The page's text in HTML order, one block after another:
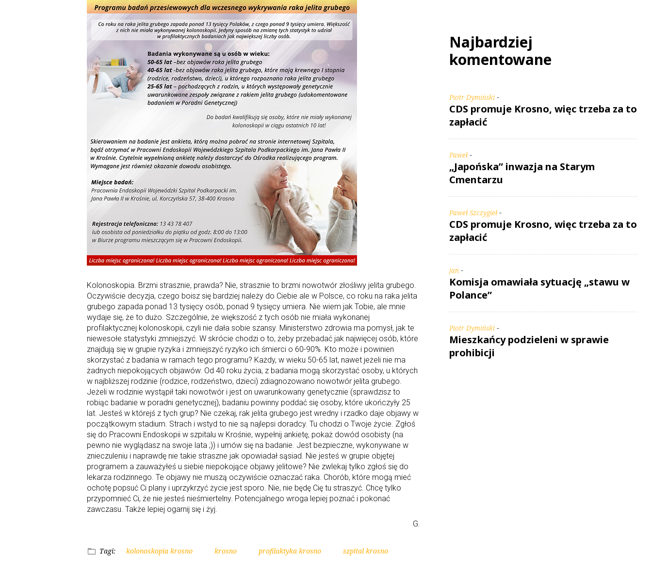
Kolonoskopia. Brzmi strasznie, prawda? Nie, strasznie to brzmi nowotwór złośliwy jelita grubego.
Oczywiście decyzja, czego boisz się bardziej należy do Ciebie ale w Polsce, co roku na raka jelita
grubego zapada ponad 13 tysięcy osób, ponad 9 tysięcy umiera. Nie wiem jak Tobie, ale mnie
wydaje się, że to dużo. Szczególnie, że większość z tych osób nie miała wykonanej
profilaktycznej kolonoskopii, czyli nie dała sobie szansy. Ministerstwo zdrowia ma pomysł, jak te
niewesołe statystyki zmniejszyć. W skrócie chodzi o to, żeby przebadać jak najwięcej osób, które
znajdują się w grupie ryzyka i zmniejszyć ryzyko ich śmierci o 60-90%. Kto może i powinien
skorzystać z badania w ramach tego programu? Każdy, w wieku 50-65 lat, nawet jeżeli nie ma
żadnych niepokojących objawów. Od 40 roku życia, z badania mogą skorzystać osoby, u których
w najbliższej rodzinie (rodzice, rodzeństwo, dzieci) zdiagnozowano nowotwór jelita grubego.
Jeżeli w rodzinie wystąpił taki nowotwór i jest on uwarunkowany genetycznie (sprawdzisz to
robiąc badanie w poradni genetycznej), badaniu powinny poddać się osoby, które ukończyły 25
lat. Jesteś w którejś z tych grup? Nie czekaj, rak jelita grubego jest wredny i rzadko daje objawy w
początkowym stadium. Strach i wstyd to nie są najlepsi doradcy. Tu chodzi o Twoje życie. Zgłoś
się do Pracowni Endoskopii w szpitalu w Krośnie, wypełnij ankietę, pokaż dowód osobisty (na
pewno nie wyglądasz na swoje lata ;)) i umów się na badanie. Jest bezpieczne, wykonywane w
znieczuleniu i naprawdę nie takie straszne jak opowiadał sąsiad. Nie jesteś w grupie objętej
programem a zauważyłeś u siebie niepokojące objawy jelitowe? Nie zwlekaj tylko zgłoś się do
lekarza rodzinnego. Te objawy nie muszą oczywiście oznaczać raka. Chorób, które mogą mieć
ochotę popsuć Ci plany i uprzykrzyć życie jest sporo. Nie, nie będę Cię tu straszyć. Chcę tylko
przypomnieć Ci, że nie jesteś nieśmiertelny. Potencjalnego wroga lepiej poznać i pokonać
zawczasu. Także lepiej ogarnij się i żyj.
G.
Tagi: kolonoskopia krosno krosno profilaktyka krosno szpital krosno
Najbardziej
komentowane
Piotr Dymiński -
CDS promuje Krosno, więc trzeba za to
zapłacić
Paweł -
„Japońska” inwazja na Starym
Cmentarzu
Paweł Szczygieł -
CDS promuje Krosno, więc trzeba za to
zapłacić
jan -
Komisja omawiała sytuację „stawu w
Polance”
Piotr Dymiński -
Mieszkańcy podzieleni w sprawie
prohibicji